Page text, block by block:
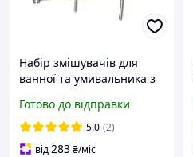
Набір змішувачів для
ванної та умивальника з
SUS-006+sus-001
Готово до відправки
5.0 (2)
від283₴/міс